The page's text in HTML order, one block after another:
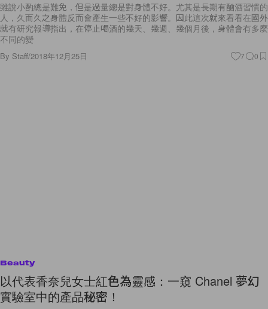
雖說小酌總是難免，但是過量總是對身體不好。尤其是長期有酗酒習慣的
人，久而久之身體反而會產生一些不好的影響。因此這次就來看看在國外
就有研究報導指出，在停止喝酒的幾天、幾週、幾個月後，身體會有多麼
不同的變
By Staff/2018年12月25日 7 0
Beauty
以代表香奈兒女士紅色為靈感：一窺 Chanel 夢幻
實驗室中的產品秘密！